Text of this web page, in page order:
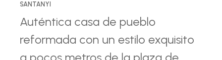
SANTANYI
Auténtica casa de pueblo
reformada con un estilo exquisito